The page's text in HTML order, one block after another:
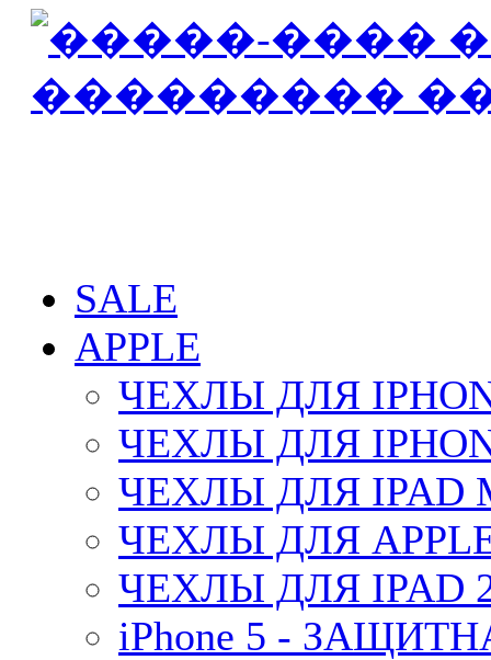
SALE
APPLE
ЧЕХЛЫ ДЛЯ
ЧЕХЛЫ ДЛЯ
ЧЕХЛЫ ДЛЯ IPAD
ЧЕХЛЫ ДЛЯ APPLE
ЧЕХЛЫ ДЛЯ IPAD
iPhone 5 -